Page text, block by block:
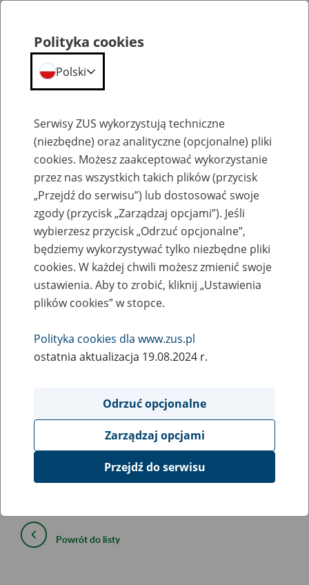
Komunikaty
Nowy schemat dla wniosku Z-3 na PUE
23
Zmiana wynika z wprowadzenia zabezpieczenia przed
podaniem błędnego formatu daty.
Nowy schemat dla wniosku Z-3 (plik .7z 378kb)
Powrót do listy
Polityka cookies
Polski
Serwisy ZUS wykorzystują techniczne
(niezbędne) oraz analityczne (opcjonalne) pliki
cookies. Możesz zaakceptować wykorzystanie
przez nas wszystkich takich plików (przycisk
„Przejdź do serwisu”) lub dostosować swoje
zgody (przycisk „Zarządzaj opcjami”). Jeśli
wybierzesz przycisk „Odrzuć opcjonalne”,
będziemy wykorzystywać tylko niezbędne pliki
cookies. W każdej chwili możesz zmienić swoje
ustawienia. Aby to zrobić, kliknij „Ustawienia
plików cookies” w stopce.
Polityka cookies dla www.zus.pl
ostatnia aktualizacja 19.08.2024 r.
Odrzuć opcjonalne
Zarządzaj opcjami
Przejdź do serwisu